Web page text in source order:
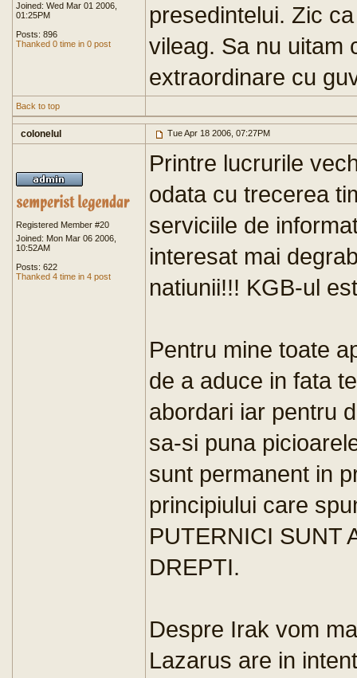
Joined: Wed Mar 01 2006,
01:25PM
Posts: 896
Thanked 0 time in 0 post
presedintelui. Zic
vileag. Sa nu uitam
extraordinare cu
Back to top
colonelul Tue Apr 18 2006, 07:27PM
Registered Member #20
Joined: Mon Mar 06 2006,
10:52AM
Posts: 622
Thanked 4 time in 4 post
Printre lucrurile
odata cu trecerea
serviciile de
interesat mai
natiunii!!! KGB-ul
Pentru mine toate
de a aduce in fata
abordari iar pentru
sa-si puna
sunt permanent in
principiului care
PUTERNICI SUNT
DREPTI.
Despre Irak vom
Lazarus are in